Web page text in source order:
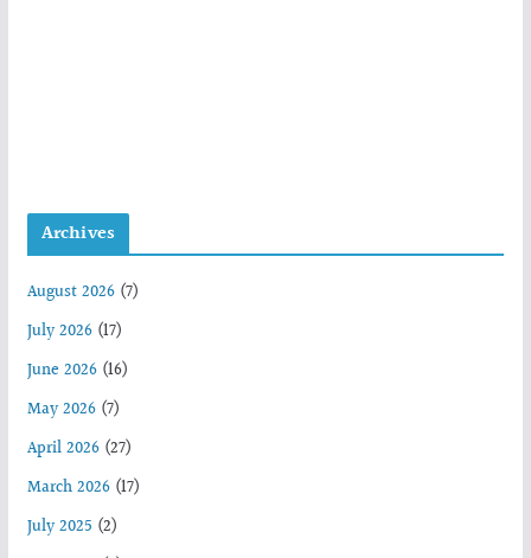
Archives
August 2026(7)
July 2026(17)
June 2026(16)
May 2026(7)
April 2026(27)
March 2026(17)
July 2025 (2)